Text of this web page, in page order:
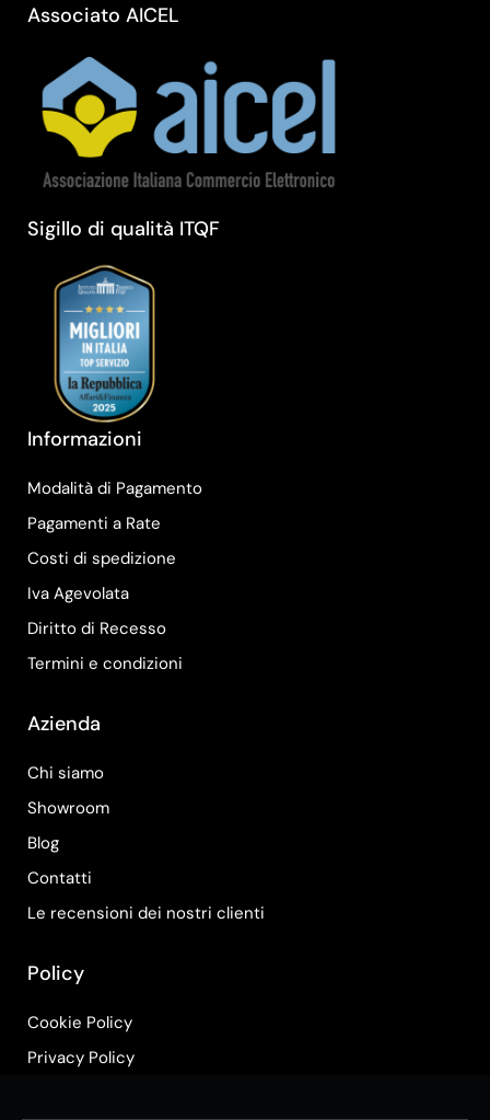
Associato AICEL
Sigillo di qualità ITQF
Informazioni
Modalità di Pagamento
Pagamenti a Rate
Costi di spedizione
Iva Agevolata
Diritto di Recesso
Termini e condizioni
Azienda
Chi siamo
Showroom
Blog
Contatti
Le recensioni dei nostri clienti
Policy
Cookie Policy
Privacy Policy